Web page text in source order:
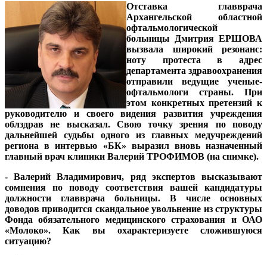
Отставка главврача
Архангельской областной
офтальмологической
больницы Дмитрия ЕРШОВА
вызвала широкий резонанс:
ноту протеста в адрес
департамента здравоохранения
отправили ведущие ученые-
офтальмологи страны. При
этом конкретных претензий к
руководителю и своего видения развития учреждения
облздрав не высказал. Свою точку зрения по поводу
дальнейшей судьбы одного из главных медучреждений
региона в интервью «БК» выразил вновь назначенный
главный врач клиники Валерий ТРОФИМОВ (на снимке).
- Валерий Владимирович, ряд экспертов высказывают
сомнения по поводу соответствия вашей кандидатуры
должности главврача больницы. В числе основных
доводов приводится скандальное увольнение из структуры
Фонда обязательного медицинского страхования и ОАО
«Молоко». Как вы охарактеризуете сложившуюся
ситуацию?